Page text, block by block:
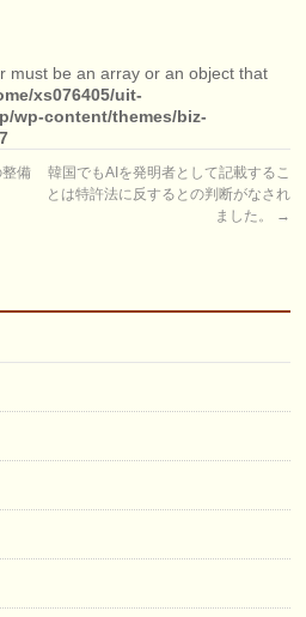
must be an array or an object that
xs076405/uit-
wp-content/themes/biz-
備
韓国でもAIを発明者として記載するこ
とは特許法に反するとの判断がなされ
ました。
→